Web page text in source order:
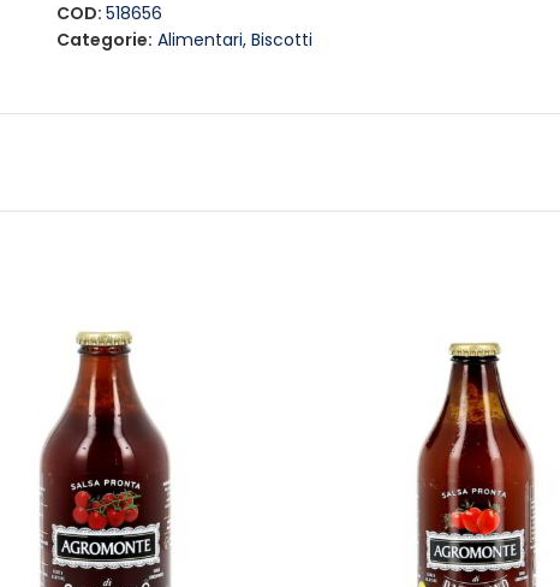
COD:518656
Categorie: Alimentari, Biscotti